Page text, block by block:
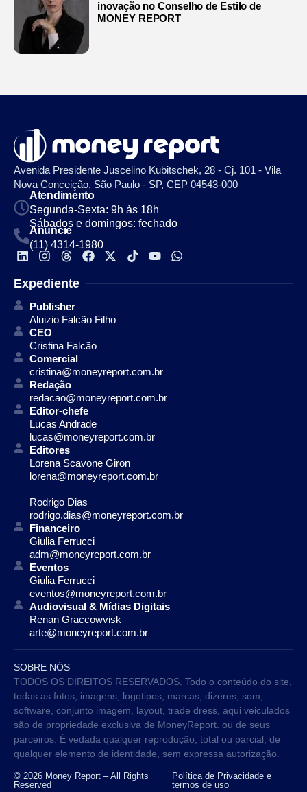
inovação no Conselho de Estilo de
MONEY REPORT
Avenida Presidente Juscelino Kubitschek, 28 - Cj. 101 - Vila
Nova Conceição, São Paulo - SP, CEP 04543-000
Atendimento
Segunda-Sexta: 9h às 18h
Sábados e domingos: fechado
Anuncie
(11) 4314-1980
Expediente
Publisher
Aluizio Falcão Filho
CEO
Cristina Falcão
Comercial
cristina@moneyreport.com.br
Redação
redacao@moneyreport.com.br
Editor-chefe
Lucas Andrade
lucas@moneyreport.com.br
Editores
Lorena Scavone Giron
lorena@moneyreport.com.br
Rodrigo Dias
rodrigo.dias@moneyreport.com.br
Financeiro
Giulia Ferrucci
adm@moneyreport.com.br
Eventos
Giulia Ferrucci
eventos@moneyreport.com.br
Audiovisual & Mídias Digitais
Renan Graccowvisk
arte@moneyreport.com.br
SOBRE NÓS
TODOS OS DIREITOS RESERVADOS. Todo o conteúdo do site,
todas as fotos, imagens, logotipos, marcas, dizeres, som,
software, conjunto imagem, layout, trade dress, aqui veiculados
são de propriedade exclusiva de MoneyReport. ou de seus
parceiros. É vedada qualquer reprodução, total ou parcial, de
qualquer elemento de identidade, sem expressa autorização.
© 2026 Money Report – All Rights
Reserved
Política de Privacidade e
termos de uso